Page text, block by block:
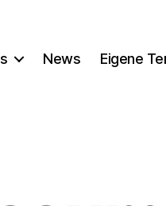
News Eigene